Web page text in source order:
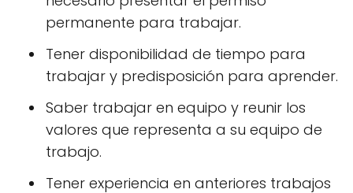
permanente para trabajar.
Tener disponibilidad de tiempo para
trabajar y predisposición para aprender.
Saber trabajar en equipo y reunir los
valores que representa a su equipo de
trabajo.
Tener experiencia en anteriores trabajos